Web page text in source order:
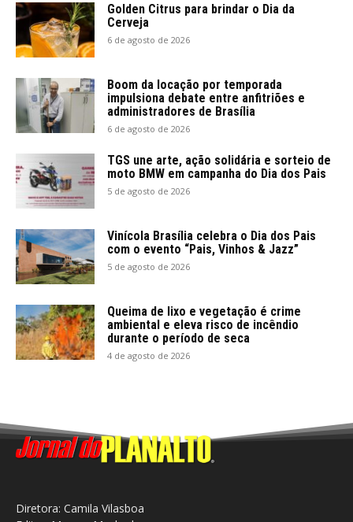
Golden Citrus para brindar o Dia da
Cerveja
6 de agosto de 2026
Boom da locação por temporada
impulsiona debate entre anfitriões e
administradores de Brasília
6 de agosto de 2026
TGS une arte, ação solidária e sorteio de
moto BMW em campanha do Dia dos Pais
5 de agosto de 2026
Vinícola Brasília celebra o Dia dos Pais
com o evento “Pais, Vinhos & Jazz”
5 de agosto de 2026
Queima de lixo e vegetação é crime
ambiental e eleva risco de incêndio
durante o período de seca
4 de agosto de 2026
Diretora: Camila Vilasboa